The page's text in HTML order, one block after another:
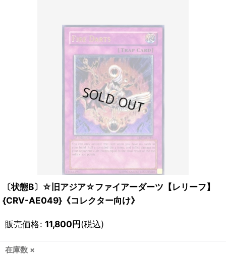
〔状態B〕☆旧アジア☆ファイアーダーツ【レリーフ】
{CRV-AE049}《コレクター向け》
販売価格: 11,800円(税込)
在庫数 ×